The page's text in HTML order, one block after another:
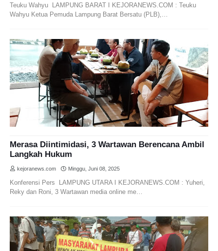
Teuku Wahyu LAMPUNG BARAT I KEJORANEWS.COM : Teuku
Wahyu Ketua Pemuda Lampung Barat Bersatu (PLB),…
Merasa Diintimidasi, 3 Wartawan Berencana Ambil
Langkah Hukum
kejoranews.com Minggu, Juni 08, 2025
Konferensi Pers LAMPUNG UTARA I KEJORANEWS.COM : Yuheri,
Reky dan Roni, 3 Wartawan media online me…